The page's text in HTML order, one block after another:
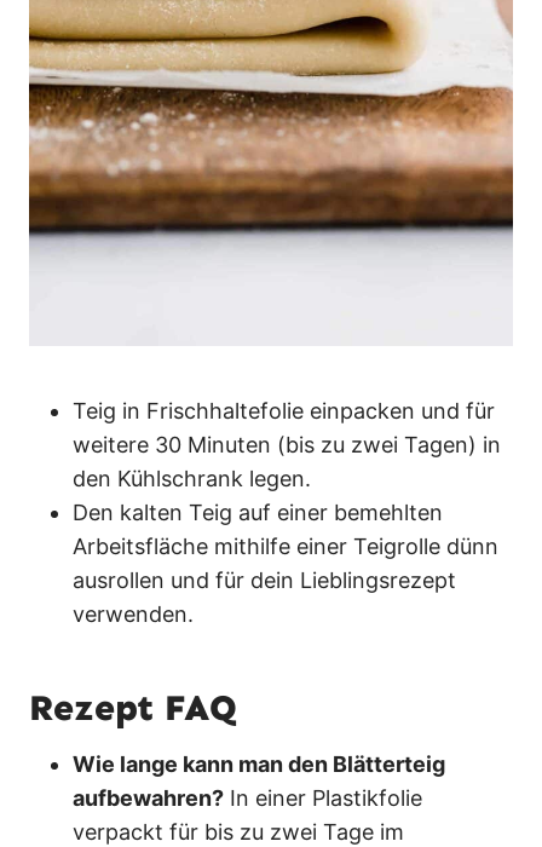
Teig in Frischhaltefolie einpacken und für
weitere 30 Minuten (bis zu zwei Tagen) in
den Kühlschrank legen.
Den kalten Teig auf einer bemehlten
Arbeitsfläche mithilfe einer Teigrolle dünn
ausrollen und für dein Lieblingsrezept
verwenden.
Rezept FAQ
Wie lange kann man den Blätterteig
aufbewahren? In einer Plastikfolie
verpackt für bis zu zwei Tage im